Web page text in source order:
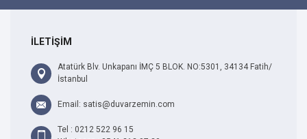
İLETİŞİM
Atatürk Blv. Unkapanı İMÇ 5 BLOK. NO:5301, 34134 Fatih/
İstanbul
Email: satis@duvarzemin.com
Tel : 0212 522 96 15